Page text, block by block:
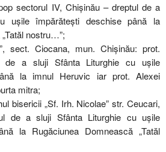
sectorul IV, Chișinău – dreptul de a
ușile împărătești deschise până la
nostru…”;
sect. Ciocana, mun. Chișinău: prot.
de a sluji Sfânta Liturghie cu ușile
la imnul Heruvic iar prot. Alexei
mitra;
bisericii „Sf. Irh. Nicolae” str. Ceucari,
de a sluji Sfânta Liturghie cu ușile
la Rugăciunea Domnească „Tatăl